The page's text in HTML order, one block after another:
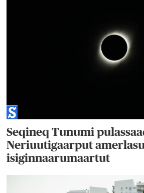
Seqineq Tunumi
Neriuutigaarput
isiginnaarumaartut